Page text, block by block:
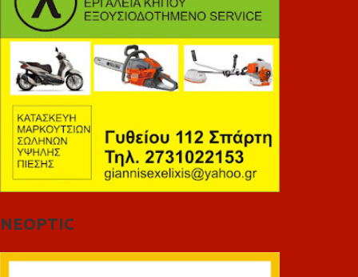
NEOPTIC